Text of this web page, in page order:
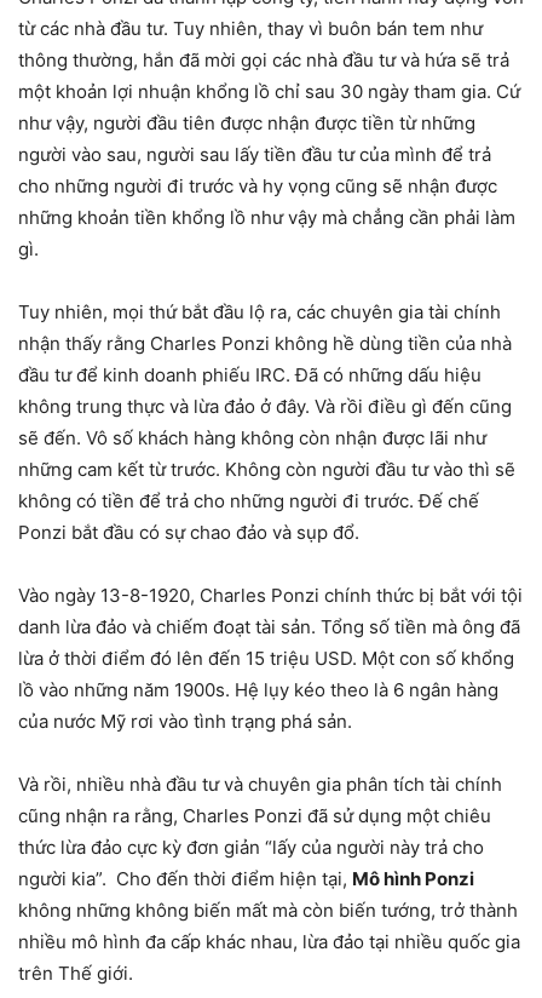
từ các nhà đầu tư. Tuy nhiên, thay vì buôn bán tem như
thông thường, hắn đã mời gọi các nhà đầu tư và hứa sẽ trả
một khoản lợi nhuận khổng lồ chỉ sau 30 ngày tham gia. Cứ
như vậy, người đầu tiên được nhận được tiền từ những
người vào sau, người sau lấy tiền đầu tư của mình để trả
cho những người đi trước và hy vọng cũng sẽ nhận được
những khoản tiền khổng lồ như vậy mà chẳng cần phải làm
gì.
Tuy nhiên, mọi thứ bắt đầu lộ ra, các chuyên gia tài chính
nhận thấy rằng Charles Ponzi không hề dùng tiền của nhà
đầu tư để kinh doanh phiếu IRC. Đã có những dấu hiệu
không trung thực và lừa đảo ở đây. Và rồi điều gì đến cũng
sẽ đến. Vô số khách hàng không còn nhận được lãi như
những cam kết từ trước. Không còn người đầu tư vào thì sẽ
không có tiền để trả cho những người đi trước. Đế chế
Ponzi bắt đầu có sự chao đảo và sụp đổ.
Vào ngày 13-8-1920, Charles Ponzi chính thức bị bắt với tội
danh lừa đảo và chiếm đoạt tài sản. Tổng số tiền mà ông đã
lừa ở thời điểm đó lên đến 15 triệu USD. Một con số khổng
lồ vào những năm 1900s. Hệ lụy kéo theo là 6 ngân hàng
của nước Mỹ rơi vào tình trạng phá sản.
Và rồi, nhiều nhà đầu tư và chuyên gia phân tích tài chính
cũng nhận ra rằng, Charles Ponzi đã sử dụng một chiêu
thức lừa đảo cực kỳ đơn giản “lấy của người này trả cho
người kia”. Cho đến thời điểm hiện tại, Mô hình Ponzi
không những không biến mất mà còn biến tướng, trở thành
nhiều mô hình đa cấp khác nhau, lừa đảo tại nhiều quốc gia
trên Thế giới.